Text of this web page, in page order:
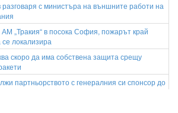
с министъра на външните работи на
„Тракия“ в посока София, пожарът край
локализира
скоро да има собствена защита срещу
партньорството с генералния си спонсор до